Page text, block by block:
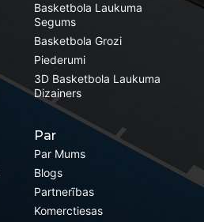
Basketbola Laukuma
Segums
Basketbola Grozi
Piederumi
3D Basketbola Laukuma
Dizainers
Par
Par Mums
Blogs
Partnerības
Komerctiesas